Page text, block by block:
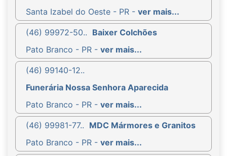
Santa Izabel do Oeste - PR - ver mais...
(46) 99972-50.. Baixer Colchões
Pato Branco - PR - ver mais...
(46) 99140-12..
Funerária Nossa Senhora Aparecida
Pato Branco - PR - ver mais...
(46) 99981-77.. MDC Mármores e Granitos
Pato Branco - PR - ver mais...